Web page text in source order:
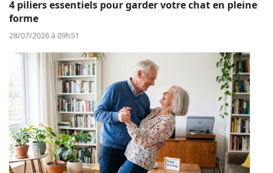
4 piliers essentiels pour garder votre chat en pleine
forme
28/07/2026 à 09h51